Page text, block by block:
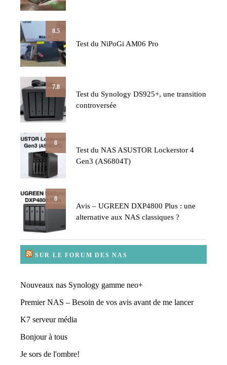
8.5
Test du NiPoGi AM06 Pro
7.8
Test du Synology DS925+, une transition
controversée
8
Test du NAS ASUSTOR Lockerstor 4
Gen3 (AS6804T)
8
Avis – UGREEN DXP4800 Plus : une
alternative aux NAS classiques ?
SUR LE FORUM DES NAS
Nouveaux nas Synology gamme neo+
Premier NAS – Besoin de vos avis avant de me lancer
K7 serveur média
Bonjour à tous
Je sors de l'ombre!